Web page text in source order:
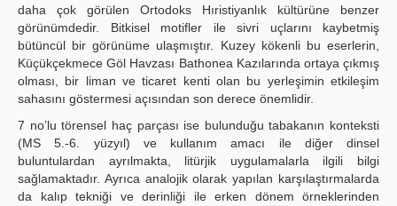
daha çok görülen Ortodoks Hıristiyanlık kültürüne benzer
görünümdedir. Bitkisel motifler ile sivri uçlarını kaybetmiş
bütüncül bir görünüme ulaşmıştır. Kuzey kökenli bu eserlerin,
Küçükçekmece Göl Havzası Bathonea Kazılarında ortaya çıkmış
olması, bir liman ve ticaret kenti olan bu yerleşimin etkileşim
sahasını göstermesi açısından son derece önemlidir.
7 no’lu törensel haç parçası ise bulunduğu tabakanın konteksti
(MS 5.-6. yüzyıl) ve kullanım amacı ile diğer dinsel
buluntulardan ayrılmakta, litürjik uygulamalarla ilgili bilgi
sağlamaktadır. Ayrıca analojik olarak yapılan karşılaştırmalarda
da kalıp tekniği ve derinliği ile erken dönem örneklerinden